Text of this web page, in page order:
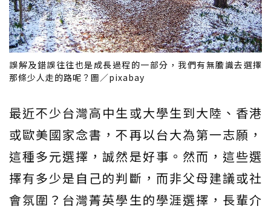
誤解及錯誤往往也是成長過程的一部分，我們有無膽識去選擇
那條少人走的路呢？圖／pixabay
最近不少台灣高中生或大學生到大陸、香港
或歐美國家念書，不再以台大為第一志願，
這種多元選擇，誠然是好事。然而，這些選
擇有多少是自己的判斷，而非父母建議或社
會氛圍？台灣菁英學生的學涯選擇，長輩介